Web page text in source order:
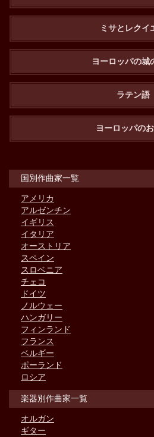
ミサとレクイ
ヨーロッパの城
ラテン語
ヨーロッパの
国別作曲家一覧
アメリカ
アルゼンチン
イギリス
イタリア
オーストリア
スペイン
スロベニア
チェコ
ドイツ
ノルウェー
ハンガリー
フィンランド
フランス
ベルギー
ポーランド
ロシア
楽器別作曲家一覧
オルガン
ギター